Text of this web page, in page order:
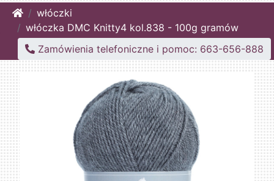
Homewłóczki
włóczka DMC Knitty4 kol.838 - 100g gramów
Zamówienia telefoniczne i pomoc: 663-656-888